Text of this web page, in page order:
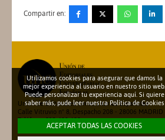
Compartir en:
Unión de Editoriales Universitarias Españolas
Calle Vitruvio nº 8, Despacho 208 - 28006 MADRID
Teléfono: 913 600 698
secretariatecnica@une.es
Utilizamos cookies para asegurar que damos la
mejor experiencia al usuario en nuestro sitio web.
Puede personalizar tu experiencia aquí. Si quiere
saber más, pude leer nuestraPolítica de Cookies
ACEPTAR TODAS LAS COOKIES